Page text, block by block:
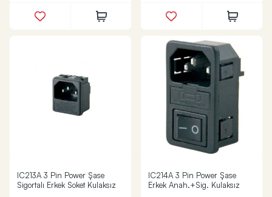
IC213A 3 Pin Power Şase
Sigortalı Erkek Soket Kulaksız
IC214A 3 Pin Power Şase
Erkek Anah.+Sig. Kulaksız